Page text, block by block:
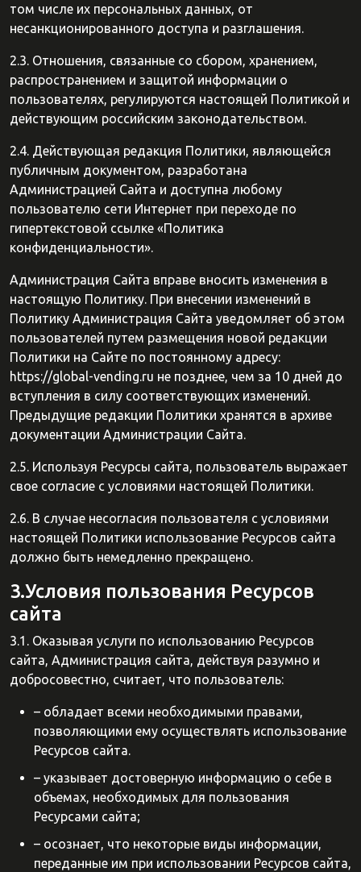
том числе их персональных данных, от
несанкционированного доступа и разглашения.
2.3. Отношения, связанные со сбором, хранением,
распространением и защитой информации о
пользователях, регулируются настоящей Политикой и
действующим российским законодательством.
2.4. Действующая редакция Политики, являющейся
публичным документом, разработана
Администрацией Сайта и доступна любому
пользователю сети Интернет при переходе по
гипертекстовой ссылке «Политика
конфиденциальности».
Администрация Сайта вправе вносить изменения в
настоящую Политику. При внесении изменений в
Политику Администрация Сайта уведомляет об этом
пользователей путем размещения новой редакции
Политики на Сайте по постоянному адресу:
https://global-vending.ru не позднее, чем за 10 дней до
вступления в силу соответствующих изменений.
Предыдущие редакции Политики хранятся в архиве
документации Администрации Сайта.
2.5. Используя Ресурсы сайта, пользователь выражает
свое согласие с условиями настоящей Политики.
2.6. В случае несогласия пользователя с условиями
настоящей Политики использование Ресурсов сайта
должно быть немедленно прекращено.
3.Условия пользования Ресурсов
сайта
3.1. Оказывая услуги по использованию Ресурсов
сайта, Администрация сайта, действуя разумно и
добросовестно, считает, что пользователь:
– обладает всеми необходимыми правами,
позволяющими ему осуществлять использование
Ресурсов сайта.
– указывает достоверную информацию о себе в
объемах, необходимых для пользования
Ресурсами сайта;
– осознает, что некоторые виды информации,
переданные им при использовании Ресурсов сайта,